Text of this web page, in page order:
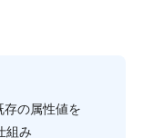
存の属性値を
組み